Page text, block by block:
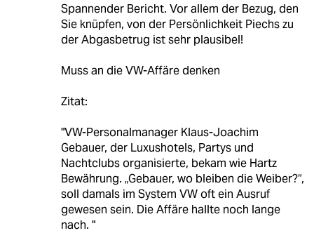
Spannender Bericht. Vor allem der Bezug, den
Sie knüpfen, von der Persönlichkeit Piechs zu
der Abgasbetrug ist sehr plausibel!
Muss an die VW-Affäre denken
Zitat:
"VW-Personalmanager Klaus-Joachim
Gebauer, der Luxushotels, Partys und
Nachtclubs organisierte, bekam wie Hartz
Bewährung. „Gebauer, wo bleiben die Weiber?“,
soll damals im System VW oft ein Ausruf
gewesen sein. Die Affäre hallte noch lange
nach. "